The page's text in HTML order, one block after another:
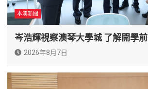
本澳新聞
岑浩輝視察澳琴大學城 了解開學
2026年8月7日